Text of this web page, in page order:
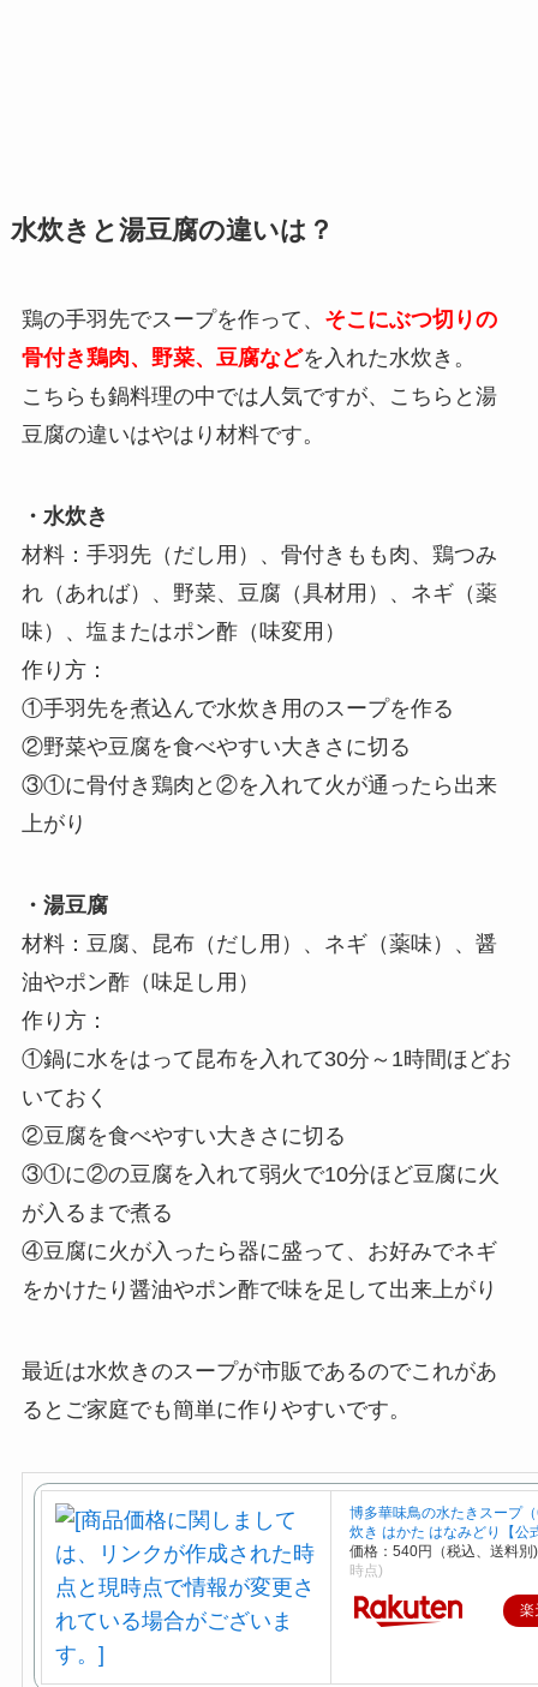
水炊きと湯豆腐の違いは？
鶏の手羽先でスープを作って、 そこにぶつ切りの
骨付き鶏肉、野菜、豆腐などを入れた水炊き。
こちらも鍋料理の中では人気ですが、こちらと湯
豆腐の違いはやはり材料です。
・水炊き
材料：手羽先（だし用）、骨付きもも肉、鶏つみ
れ（あれば）、野菜、豆腐（具材用）、ネギ（薬
味）、塩またはポン酢（味変用）
作り方：
①手羽先を煮込んで水炊き用のスープを作る
②野菜や豆腐を食べやすい大きさに切る
③①に骨付き鶏肉と②を入れて火が通ったら出来
上がり
・湯豆腐
材料：豆腐、昆布（だし用）、ネギ（薬味）、醤
油やポン酢（味足し用）
作り方：
①鍋に水をはって昆布を入れて30分～1時間ほどお
いておく
②豆腐を食べやすい大きさに切る
③①に②の豆腐を入れて弱火で10分ほど豆腐に火
が入るまで煮る
④豆腐に火が入ったら器に盛って、お好みでネギ
をかけたり醤油やポン酢で味を足して出来上がり
最近は水炊きのスープが市販であるのでこれがあ
るとご家庭でも簡単に作りやすいです。
博多華味鳥の水たきスープ
炊き はかた はなみどり【公
価格：540円（税込、送料
時点)
楽